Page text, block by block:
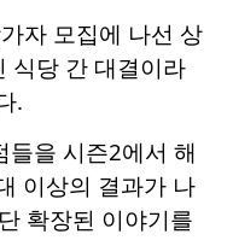
자 모집에 나선 상
식당 간 대결이라
.
을 시즌2에서 해
이상의 결과가 나
확장된 이야기를